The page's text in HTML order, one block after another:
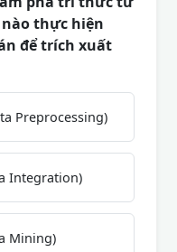
nào thực hiện
để trích xuất
Preprocessing)
Integration)
Mining)